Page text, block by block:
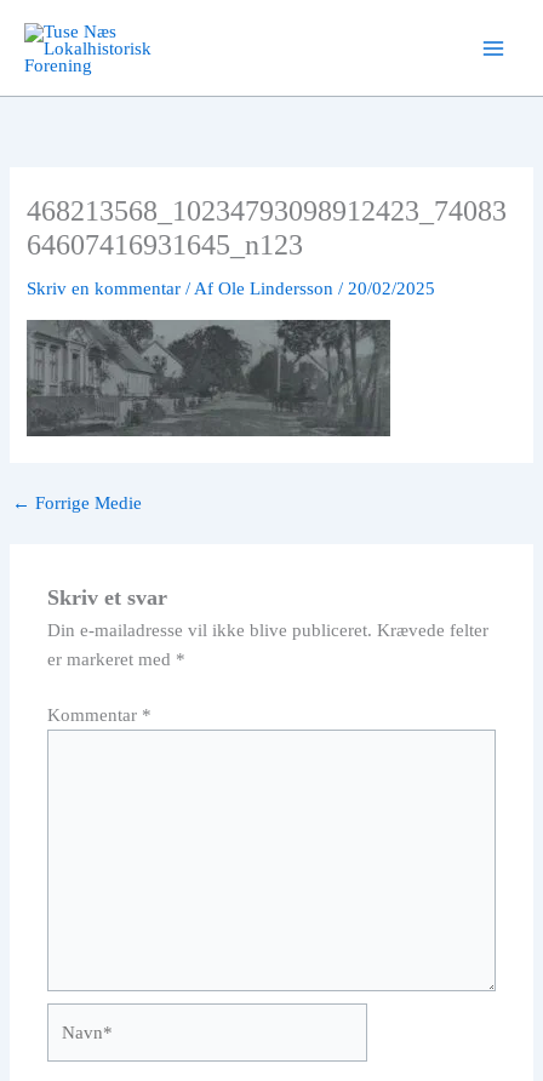
indholdet
468213568_10234793098912423_74083
64607416931645_n123
Skriv en kommentar / AfOle Lindersson/ 20/02/2025
← Forrige Medie
Skriv et svar
Din e-mailadresse vil ikke blive publiceret. Krævede felter
er markeret med *
Kommentar *